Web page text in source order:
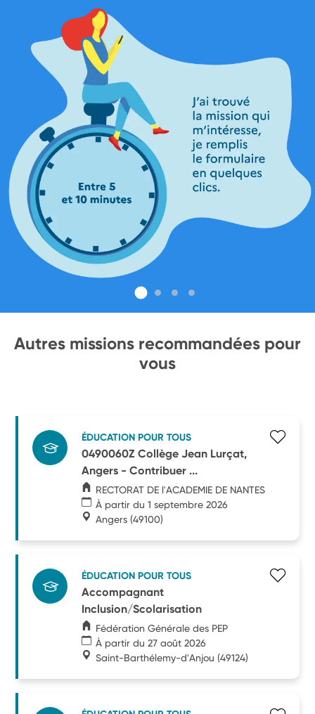
Autres missions recommandées pour
vous
ÉDUCATION POUR TOUS
0490060Z Collège Jean Lurçat,
Angers - Contribuer ...
RECTORAT DE l'ACADEMIE DE NANTES
À partir du 1 septembre 2026
Angers (49100)
ÉDUCATION POUR TOUS
Accompagnant
Inclusion/Scolarisation
Fédération Générale des PEP
À partir du 27 août 2026
Saint-Barthélemy-d'Anjou (49124)